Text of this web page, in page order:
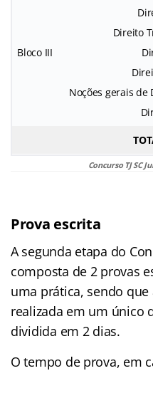
Bloco III
Direito
Noções gerais
Concurso TJ SC
Prova escrita
A segunda etapa do
composta de 2 provas
uma prática, sendo
realizada em um único
dividida em 2 dias.
O tempo de prova, em